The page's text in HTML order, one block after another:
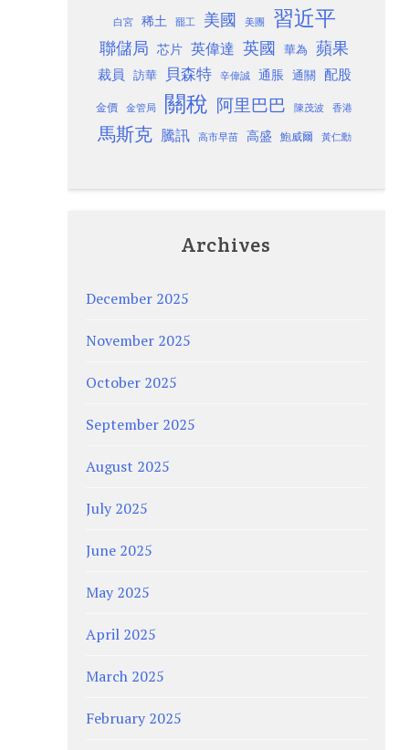
白宮 稀土 罷工 美國 美團 習近平
聯儲局 芯片 英偉達 英國 華為 蘋果
裁員 訪華 貝森特 辛偉誠 通脹 通關 配股
金價 金管局 關稅 阿里巴巴 陳茂波 香港
馬斯克 騰訊 高市早苗 高盛 鮑威爾 黃仁勳
Archives
December 2025
November 2025
October 2025
September 2025
August 2025
July 2025
June 2025
May 2025
April 2025
March 2025
February 2025